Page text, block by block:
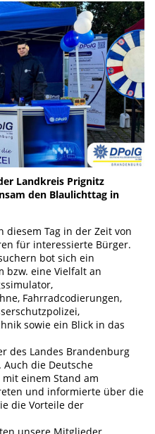
Landkreis Prignitz
den Blaulichttag in
Tag in der Zeit von
für interessierte Bürger.
bot sich ein
bzw. eine Vielfalt an
Fahrradcodierungen,
sowie ein Blick in das
des Landes Brandenburg
die Deutsche
mit einem Stand am
und informierte über die
die Vorteile der